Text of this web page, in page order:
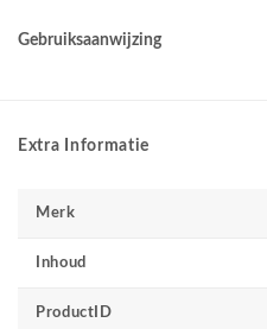
Gebruiksaanwijzing
Extra Informatie
Merk
Inhoud
ProductID